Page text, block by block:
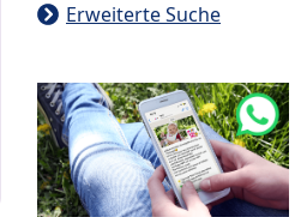
Erweiterte Suche